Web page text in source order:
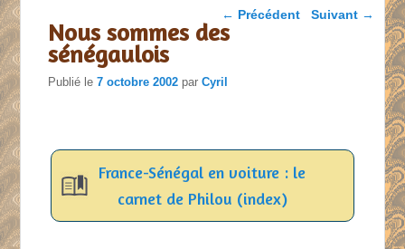
Parcourir les articles
← Précédent Suivant →
Nous sommes des
sénégaulois
Publié le7 octobre 2002 parCyril
France-Sénégal en voiture : le
carnet de Philou (index)